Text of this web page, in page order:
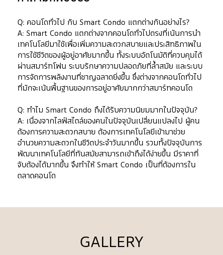
Q: คอนโดทั่วไป กับ Smart Condo แตกต่างกันอย่างไร?
A: Smart Condo แตกต่างจากคอนโดทั่วไปตรงที่เน้นการนำ
เทคโนโลยีมาใช้เพื่อเพิ่มความสะดวกสบายและประสิทธิภาพใน
การใช้ชีวิตของผู้อยู่อาศัยมากขึ้น ทั้งระบบอัตโนมัติที่ควบคุมได้
ผ่านสมาร์ทโฟน ระบบรักษาความปลอดภัยที่ล้ำสมัย และระบบ
การจัดการพลังงานที่ชาญฉลาดยิ่งขึ้น ซึ่งต่างจากคอนโดทั่วไป
ที่มักจะเน้นพื้นฐานของการอยู่อาศัยมากกว่าสมาร์ทคอนโด
Q: ทำไม Smart Condo ถึงได้รับความนิยมมากในปัจจุบัน?
A: เนื่องจากไลฟ์สไตล์ของคนในปัจจุบันเปลี่ยนแปลงไป ผู้คน
ต้องการความสะดวกสบาย ต้องการเทคโนโลยีเข้ามาช่วย
อำนวยความสะดวกในชีวิตประจำวันมากขึ้น รวมทั้งปัจจุบันการ
พัฒนาเทคโนโลยีที่ทันสมัยสามารถเข้าถึงได้ง่ายขึ้น มีราคาที่
จับต้องได้มากขึ้น จึงทำให้ Smart Condo เป็นที่ต้องการใน
ตลาดคอนโด
GALLERY